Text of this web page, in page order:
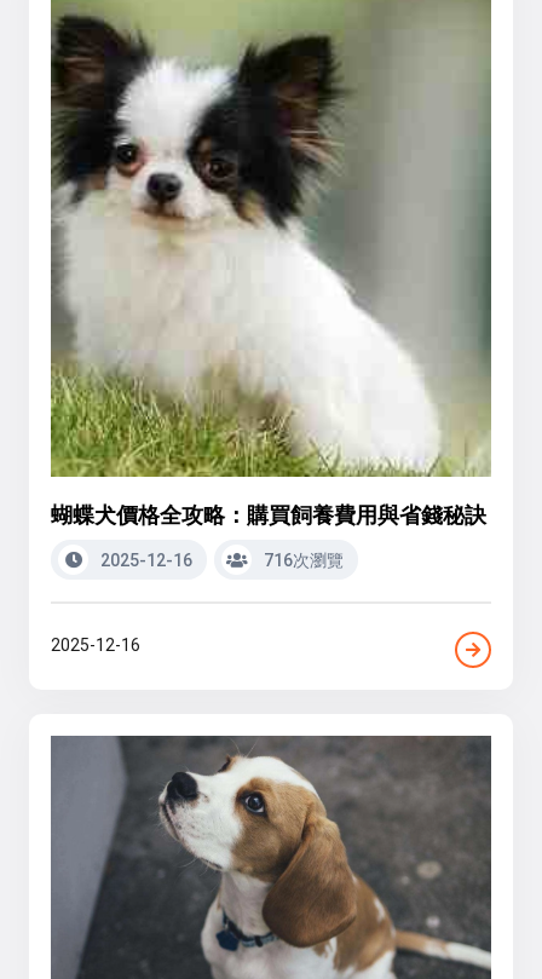
蝴蝶犬價格全攻略：購買飼養費用與省錢秘訣
2025-12-16 716次瀏覽
2025-12-16